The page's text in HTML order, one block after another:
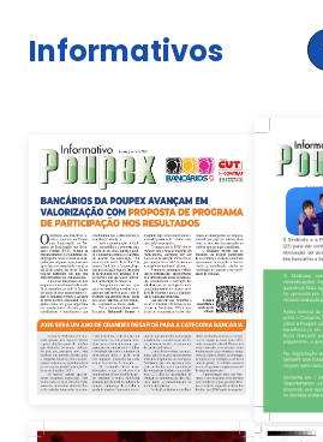
Informativos